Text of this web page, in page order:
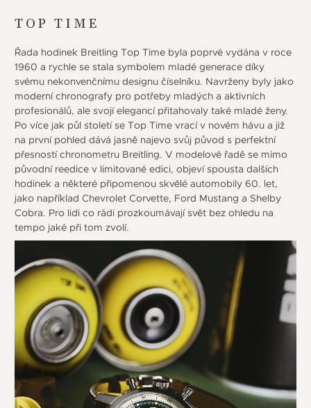
TOP TIME
Řada hodinek Breitling Top Time byla poprvé vydána v roce
1960 a rychle se stala symbolem mladé generace díky
svému nekonvenčnímu designu číselníku. Navrženy byly jako
moderní chronografy pro potřeby mladých a aktivních
profesionálů, ale svojí elegancí přitahovaly také mladé ženy.
Po více jak půl století se Top Time vrací v novém hávu a již
na první pohled dává jasně najevo svůj původ s perfektní
přesností chronometru Breitling. V modelové řadě se mimo
původní reedice v limitované edici, objeví spousta dalších
hodinek a některé připomenou skvělé automobily 60. let,
jako například Chevrolet Corvette, Ford Mustang a Shelby
Cobra. Pro lidi co rádi prozkoumávají svět bez ohledu na
tempo jaké při tom zvolí.